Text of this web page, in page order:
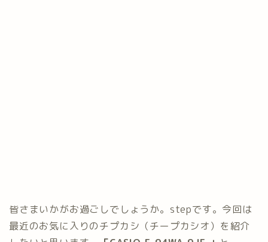
皆さまいかがお過ごしでしょうか。stepです。今回は
最近のお気に入りのチプカシ（チープカシオ）を紹介